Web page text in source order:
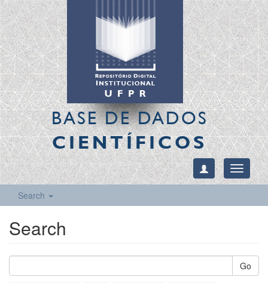
BASE DE DADOS
CIENTÍFICOS
Toggle
Search
Search
Go